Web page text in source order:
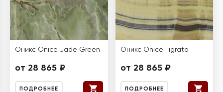
Оникс Onice Jade Green
от 28 865 ₽
ПОДРОБНЕЕ
Оникс Onice Tigrato
от 28 865 ₽
ПОДРОБНЕЕ